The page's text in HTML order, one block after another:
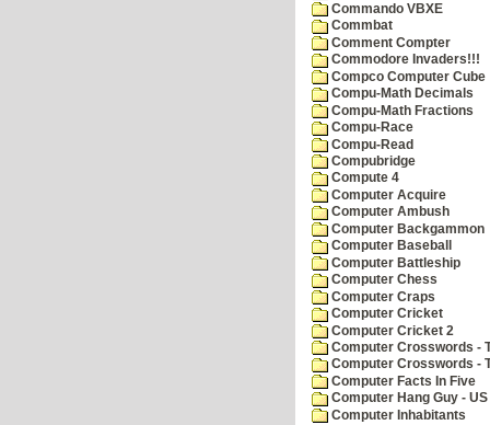
Commando VBXE
Commbat
Comment Compter
Commodore Invaders!!!
Compco Computer Cube
Compu-Math Decimals
Compu-Math Fractions
Compu-Race
Compu-Read
Compubridge
Compute 4
Computer Acquire
Computer Ambush
Computer Backgammon
Computer Baseball
Computer Battleship
Computer Chess
Computer Craps
Computer Cricket
Computer Cricket 2
Computer Crosswords -
Computer Crosswords -
Computer Facts In Five
Computer Hang Guy -
Computer Inhabitants